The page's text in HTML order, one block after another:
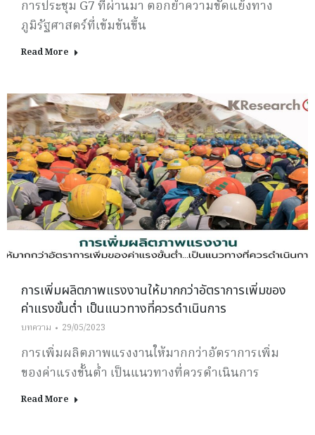
การประชุม G7 ที่ผ่านมา ตอกย้ำความขัดแย้งทาง
ภูมิรัฐศาสตร์ที่เข้มข้นขึ้น
Read More
การเพิ่มผลิตภาพแรงงานให้มากกว่าอัตราการเพิ่มของ
ค่าแรงขั้นต่ำ เป็นแนวทางที่ควรดำเนินการ
บทความ 29/05/2023
การเพิ่มผลิตภาพแรงงานให้มากกว่าอัตราการเพิ่ม
ของค่าแรงขั้นต่ำ เป็นแนวทางที่ควรดำเนินการ
Read More